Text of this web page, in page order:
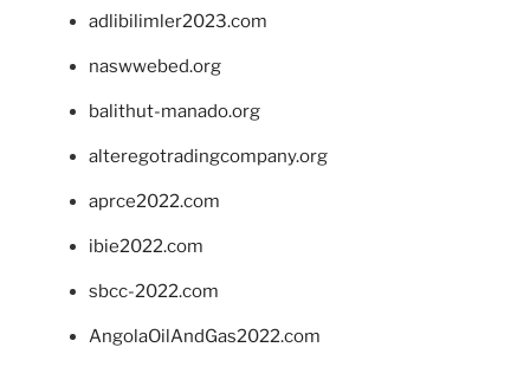
adlibilimler2023.com
naswwebed.org
balithut-manado.org
alteregotradingcompany.org
aprce2022.com
ibie2022.com
sbcc-2022.com
AngolaOilAndGas2022.com